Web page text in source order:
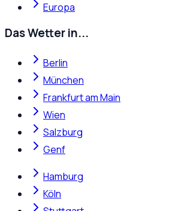
Europa
Das Wetter in...
Berlin
München
Frankfurt am Main
Wien
Salzburg
Genf
Hamburg
Köln